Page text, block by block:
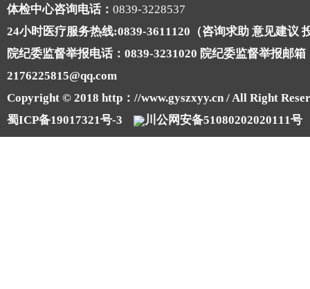
体检中心咨询电话： 0839-3228537
24小时医疗服务热线:0839-3611120（咨询求助 意见建议
院纪委监督举报电话：0839-3231020 院纪委监督举报邮箱
2176225815@qq.com
Copyright © 2018 http：//www.gyszxyy.cn / All Right
蜀ICP备19017321号-3
川公网安备51080202020111号